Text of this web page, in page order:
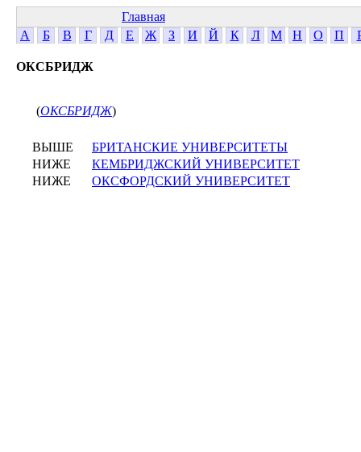
Главная
А
Б В Г Д Е Ж З И Й К Л М Н О П
ОКСБРИДЖ
(ОКСБРИДЖ)
ВЫШЕ
БРИТАНСКИЕ УНИВЕРСИТЕТЫ
НИЖЕ
КЕМБРИДЖСКИЙ УНИВЕРСИТЕТ
НИЖЕ
ОКСФОРДСКИЙ УНИВЕРСИТЕТ